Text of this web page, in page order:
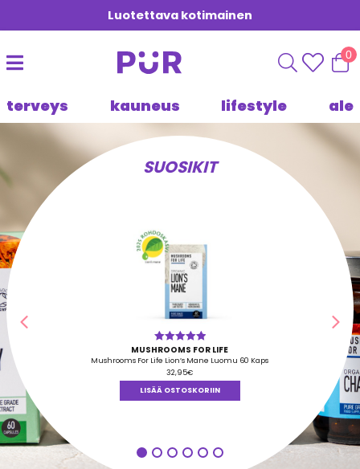
Luotettava kotimainen
0
terveys kauneus lifestyle ale
SUOSIKIT
Arvostelu
tuotteesta:
5.00/ 5
MUSHROOMS FOR LIFE
Mushrooms For Life Lion’s Mane Luomu 60 Kaps
32,95€
LISÄÄ OSTOSKORIIN
Edellinen